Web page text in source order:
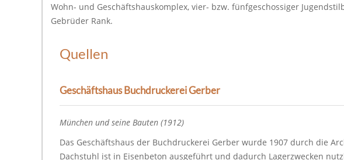
Wohn- und Geschäftshauskomplex, vier- bzw. fünfgeschossiger
Gebrüder Rank.
Quellen
Geschäftshaus Buchdruckerei Gerber
München und seine Bauten (1912)
Das Geschäftshaus der Buchdruckerei Gerber wurde 1907 durch die
Dachstuhl ist in Eisenbeton ausgeführt und dadurch Lagerzwecken